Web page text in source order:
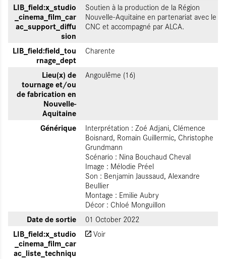
LIB_field:x_studio
_cinema_film_car
ac_support_diffu
sion
Soutien à la production de la Région
Nouvelle-Aquitaine en partenariat avec le
CNC et accompagné par ALCA.
LIB_field:field_tou
rnage_dept
Charente
Lieu(x) de
tournage et/ou
de fabrication en
Nouvelle-
Aquitaine
Angoulême (16)
Générique
Interprétation : Zoé Adjani, Clémence
Boisnard, Romain Guillermic, Christophe
Grundmann
Scénario : Nina Bouchaud Cheval
Image : Mélodie Préel
Son : Benjamin Jaussaud, Alexandre
Beullier
Montage : Emilie Aubry
Décor : Chloé Monguillon
Date de sortie 01 October 2022
LIB_field:x_studio
_cinema_film_car
ac_liste_techniqu
Voir